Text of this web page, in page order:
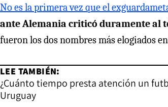
No es la primera vez que el
ante Alemania criticó duramente al
fueron los dos nombres más elogiados
LEE TAMBIÉN:
¿Cuánto tiempo presta atención un
Uruguay